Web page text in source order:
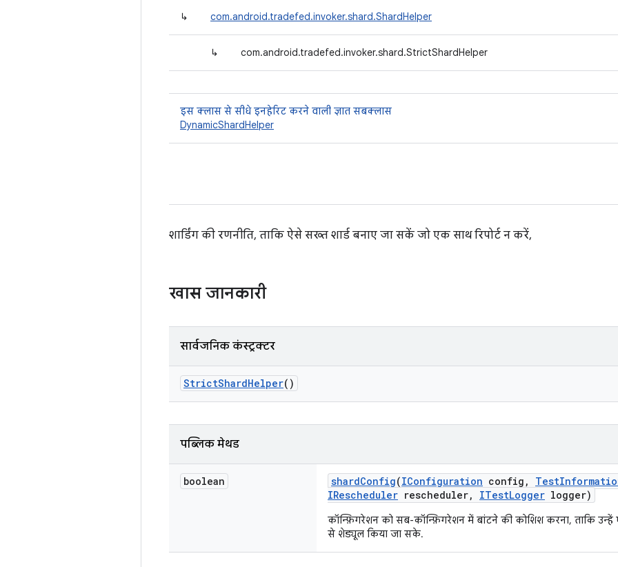
↳ com.android.tradefed.invoker.shard.ShardHelper
↳ com.android.tradefed.invoker.shard.StrictShardHelper
इस क्लास से सीधे इनहेरिट करने वाली ज्ञात सबक्लास
DynamicShardHelper
शार्डिंग की रणनीति, ताकि ऐसे सख्त शार्ड बनाए जा सकें जो एक साथ रिपोर्ट न करें,
खास जानकारी
सार्वजनिक कंस्ट्रक्टर
StrictShardHelper()
पब्लिक मेथड
boolean shardConfig(IConfiguration config , Test
IRescheduler rescheduler, ITestLogger logger)
कॉन्फ़िगरेशन को सब-कॉन्फ़िगरेशन में बांटने की कोशिश करना, ताकि
से शेड्यूल किया जा सके.